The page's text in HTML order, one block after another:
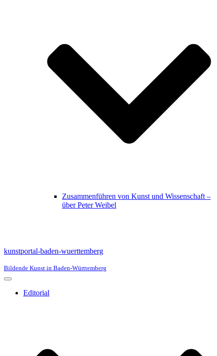
Zusammenführen von Kunst und Wissenschaft –
über Peter Weibel
kunstportal-baden-wuerttemberg
Bildende Kunst in Baden-Württemberg
Navigationsmenü
Editorial